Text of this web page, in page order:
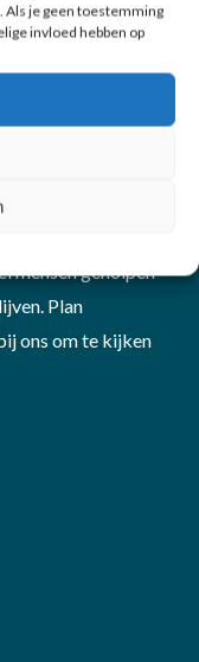
Als je geen toestemming
invloed hebben op
team
en
mensen geholpen
Plan
ons om te kijken